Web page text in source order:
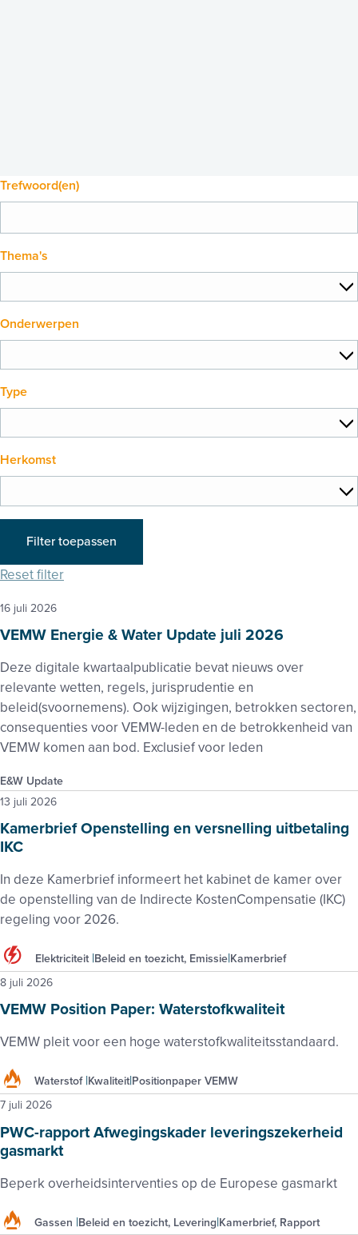
VEMW Energie & Water Update juli 2026
Deze digitale kwartaalpublicatie bevat nieuws over
relevante wetten, regels, jurisprudentie en
beleid(svoornemens). Ook wijzigingen, betrokken sectoren,
consequenties voor VEMW-leden en de betrokkenheid van
VEMW komen aan bod. Exclusief voor leden
16 juli 2026
E&W Update
Kamerbrief Openstelling en versnelling uitbetaling
IKC
In deze Kamerbrief informeert het kabinet de kamer over
de openstelling van de Indirecte KostenCompensatie (IKC)
regeling voor 2026.
13 juli 2026
Elektriciteit Beleid en toezicht, Emissie Kamerbrief
VEMW Position Paper: Waterstofkwaliteit
VEMW pleit voor een hoge waterstofkwaliteitsstandaard.
8 juli 2026
Waterstof Kwaliteit Positionpaper VEMW
PWC-rapport Afwegingskader leveringszekerheid
gasmarkt
Beperk overheidsinterventies op de Europese gasmarkt
7 juli 2026
Gassen Beleid en toezicht, Levering Kamerbrief, Rapport
Trefwoord(en)
Thema's
Onderwerpen
Type
Herkomst
Filter toepassen
Reset filter